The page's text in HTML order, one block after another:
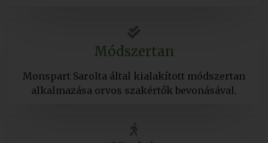
Módszertan
Monspart Sarolta által kialakított módszertan
alkalmazása orvos szakértők bevonásával.